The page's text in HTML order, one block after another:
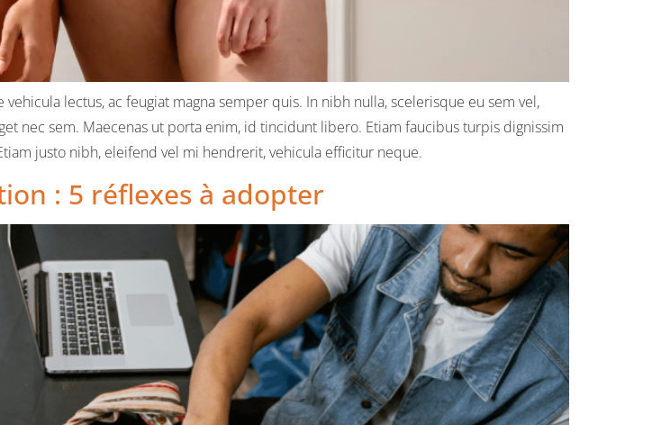
lectus, ac feugiat magna semper quis. In nibh nulla, scelerisque eu sem vel,
nec sem. Maecenas ut porta enim, id tincidunt libero. Etiam faucibus turpis dignissim
justo nibh, eleifend vel mi hendrerit, vehicula efficitur neque.
: 5 réflexes à adopter